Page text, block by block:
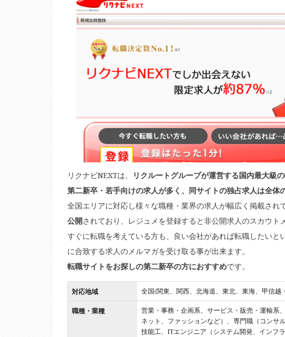
リクナビNEXTは、 リクルートグループが運営する国内最大級
第二新卒・若手向けの求人が多く、同サイトの独占求人は全体
全国エリアに対応し様々な職種・業界の求人が幅広く掲載され
公開されており、レジュメを登録すると非公開求人のスカウト
すぐに転職を考えている方も、良い会社があれば転職したいと
に合致する求人のメルマガを受け取る事が出来ます。
転職サイトをお探しの第二新卒の方におすすめです。
対応地域 全国(関東、関西、北海道、東北、東海、甲信
職種・業種
営業・事務・企画系、サービス・販売・運輸系
ネット、ファッションなど）、専門職（コンサ
技能工、ITエンジニア（システム開発、インフ